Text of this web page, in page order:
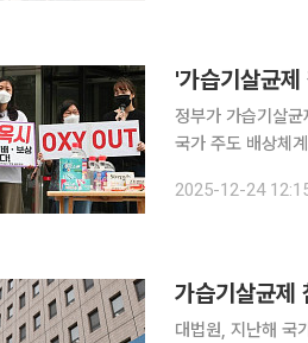
'가습기살균
정부가 가습기살
국가 주도 배상체계로 전환한다. 정부는 24일 정부세종청
은 가습기살균제
2025-12-24
가습기살균제
대법원, 지난해 국